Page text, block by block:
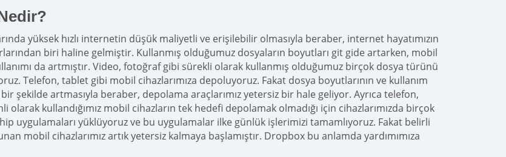
yüksek hızlı internetin düşük maliyetli ve erişilebilir olmasıyla beraber, internet hayatımızın
biri haline gelmiştir. Kullanmış olduğumuz dosyaların boyutları git gide artarken, mobil
da artmıştır. Video, fotoğraf gibi sürekli olarak kullanmış olduğumuz birçok dosya türünü
Telefon, tablet gibi mobil cihazlarımıza depoluyoruz. Fakat dosya boyutlarının ve kullanım
bir şekilde artmasıyla beraber, depolama araçlarımız yetersiz bir hale geliyor. Ayrıca telefon,
olarak kullandığımız mobil cihazların tek hedefi depolamak olmadığı için cihazlarımızda birçok
uygulamaları yüklüyoruz ve bu uygulamalar ilke günlük işlerimizi tamamlıyoruz. Fakat belirli
mobil cihazlarımız artık yetersiz kalmaya başlamıştır. Dropbox bu anlamda yardımımıza